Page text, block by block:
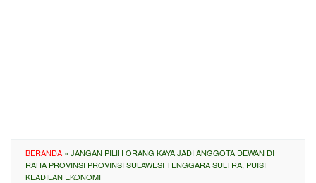
BERANDA » JANGAN PILIH ORANG KAYA JADI ANGGOTA DEWAN DI
RAHA PROVINSI PROVINSI SULAWESI TENGGARA SULTRA, PUISI
KEADILAN EKONOMI